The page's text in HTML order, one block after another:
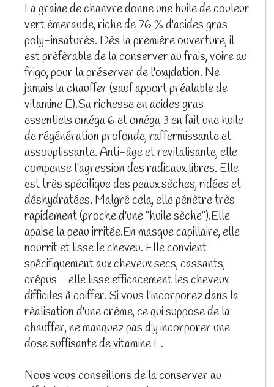
La graine de chanvre donne une huile de couleur
vert émeraude, riche de 76 % d'acides gras
poly-insaturés. Dès la première ouverture, il
est préférable de la conserver au frais, voire au
frigo, pour la préserver de l'oxydation. Ne
jamais la chauffer (sauf apport préalable de
vitamine E).Sa richesse en acides gras
essentiels oméga 6 et oméga 3 en fait une huile
de régénération profonde, raffermissante et
assouplissante. Anti-âge et revitalisante, elle
compense l'agression des radicaux libres. Elle
est très spécifique des peaux sèches, ridées et
déshydratées. Malgré cela, elle pénètre très
rapidement (proche d'une "huile sèche").Elle
apaise la peau irritée.En masque capillaire, elle
nourrit et lisse le cheveu. Elle convient
spécifiquement aux cheveux secs, cassants,
crépus - elle lisse efficacement les cheveux
difficiles à coiffer. Si vous l'incorporez dans la
réalisation d'une crème, ce qui suppose de la
chauffer, ne manquez pas d'y incorporer une
dose suffisante de vitamine E.
Nous vous conseillons de la conserver au